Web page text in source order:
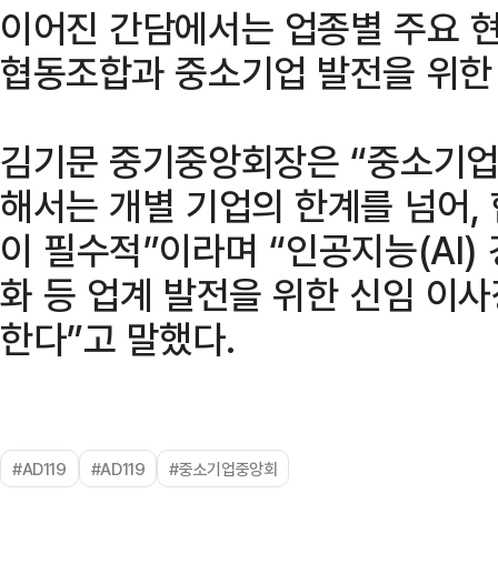
이어진 간담에서는 업종별 주요
협동조합과 중소기업 발전을 위
김기문 중기중앙회장은 “중소기
해서는 개별 기업의 한계를 넘어
이 필수적”이라며 “인공지능
화 등 업계 발전을 위한 신임 이
한다”고 말했다.
#AD119 #AD119 #중소기업중앙회